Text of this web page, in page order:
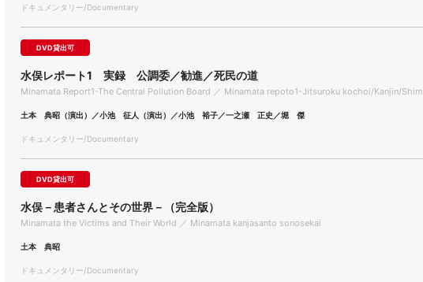
ドキュメンタリー/Documentary
DVD貸出可
水俣レポート1 実録 公調委／勧進／死民の道
Minamata Report1-The Central Pollution Board ／ Minamata repoto1-Jitsuroku kochoi/Kanjin/
土本 典昭（演出）／小池 征人（演出）／小池 裕子／一之瀬 正史／堀 傑
ドキュメンタリー/Documentary
DVD貸出可
水俣－患者さんとその世界－（完全版）
Minamata the Victims and Their World ／ Minamata kanjasanto sonosekai
土本 典昭
ドキュメンタリー/Documentary